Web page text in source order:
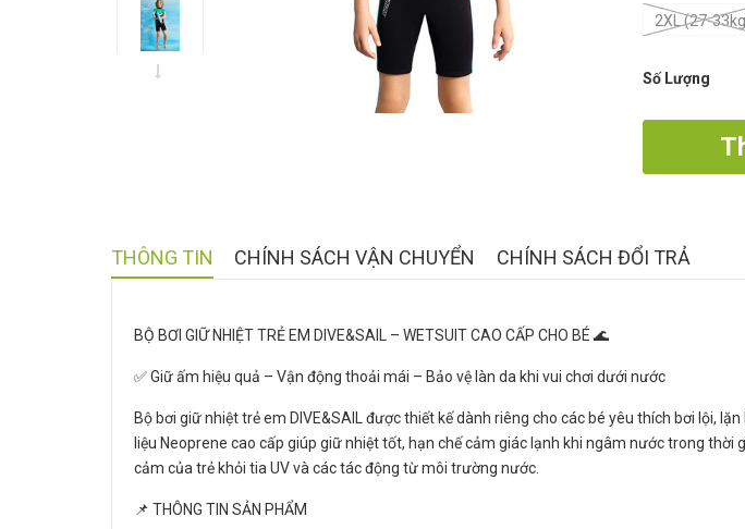
2XL (27-
Số Lượng
THÔNG TIN CHÍNH SÁCH VẬN CHUYỂN CHÍNH SÁCH ĐỔI TRẢ
BỘ BƠI GIỮ NHIỆT TRẺ EM DIVE&SAIL – WETSUIT CAO CẤP CHO BÉ 🌊
✅ Giữ ấm hiệu quả – Vận động thoải mái – Bảo vệ làn da khi vui chơi dưới nước
Bộ bơi giữ nhiệt trẻ em DIVE&SAIL được thiết kế dành riêng cho các bé yêu thích bơi lội,
liệu Neoprene cao cấp giúp giữ nhiệt tốt, hạn chế cảm giác lạnh khi ngâm nước trong thời
cảm của trẻ khỏi tia UV và các tác động từ môi trường nước.
📌 THÔNG TIN SẢN PHẨM